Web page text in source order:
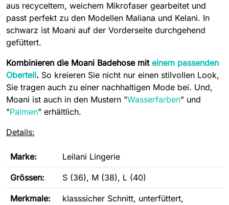
aus recyceltem, weichem Mikrofaser gearbeitet und
passt perfekt zu den Modellen Maliana und Kelani. In
schwarz ist Moani auf der Vorderseite durchgehend
gefüttert.
Kombinieren die Moani Badehose mit einem passenden
Oberteil. So kreieren Sie nicht nur einen stilvollen Look,
Sie tragen auch zu einer nachhaltigen Mode bei. Und,
Moani ist auch in den Mustern "Wasserfarben" und
"Palmen" erhältlich.
Details:
Marke: Leilani Lingerie
Grössen: S (36), M (38), L (40)
Merkmale:
klasssicher Schnitt, unterfüttert,